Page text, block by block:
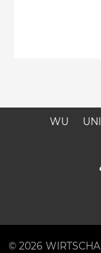
WU
© 2026